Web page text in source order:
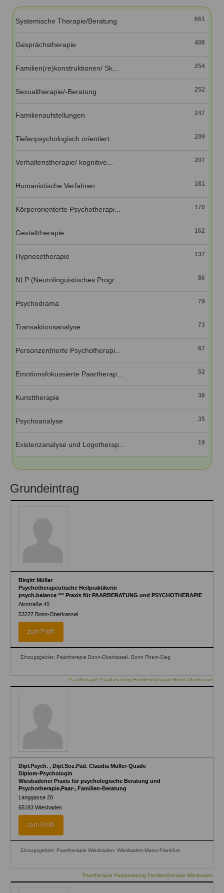
Veranstaltungen
Ausbildungsinstitute
Fortbildungen
Anmelden
Systemische Therapie/Beratung 661
Gesprächstherapie 408
Familien(re)konstruktionen/ Sk... 254
Sexualtherapie/-Beratung 252
Familienaufstellungen 247
Tiefenpsychologisch orientiert... 209
Verhaltenstherapie/ kognitive... 207
Humanistische Verfahren 181
Körperorienterte Psychotherapi... 170
Gestalttherapie 162
Hypnosetherapie 137
NLP (Neurolinguistisches Progr... 86
Psychodrama 79
Transaktionsanalyse 73
Personzentrierte Psychotherapi... 67
Emotionsfokussierte Paartherap... 52
Kunsttherapie 38
Psychoanalyse 35
Existenzanalyse und Logotherap... 19
Grundeintrag
Birgitt Müller
Psychotherapeutische Heilpraktikerin
psych.balance *** Praxis für PAARBERATUNG und PSYCHOTHERAPIE
Alsstraße 40
53227 Bonn-Oberkassel
zum Profil
Einzugsgebiet: Paartherapie Bonn-Oberkassel, Bonn Rhein-Sieg
Paartherapie Paarberatung Familientherapie Bonn-Oberkassel
Dipl.Psych. , Dipl.Soz.Päd. Claudia Müller-Quade
Diplom-Psychologin
Wiesbadener Praxis für psychologische Beratung und
Psychotherapie,Paar-, Familien-Beratung
Langgasse 20
65183 Wiesbaden
zum Profil
Einzugsgebiet: Paartherapie Wiesbaden, Wiesbaden-Mainz-Frankfurt
Paartherapie Paarberatung Familientherapie Wiesbaden